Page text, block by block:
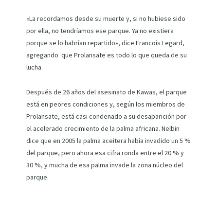
«La recordamos desde su muerte y, si no hubiese sido
por ella, no tendríamos ese parque. Ya no existiera
porque se lo habrían repartido», dice Francois Legard,
agregando que Prolansate es todo lo que queda de su
lucha.
Después de 26 años del asesinato de Kawas, el parque
está en peores condiciones y, según los miembros de
Prolansate, está casi condenado a su desaparición por
el acelerado crecimiento de la palma africana. Nelbin
dice que en 2005 la palma aceitera había invadido un 5 %
del parque, pero ahora esa cifra ronda entre el 20 % y
30 %, y mucha de esa palma invade la zona núcleo del
parque.